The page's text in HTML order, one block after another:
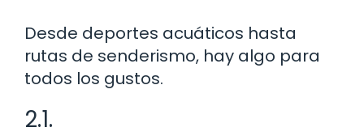
Desde deportes acuáticos hasta
rutas de senderismo, hay algo para
todos los gustos.
2.1.